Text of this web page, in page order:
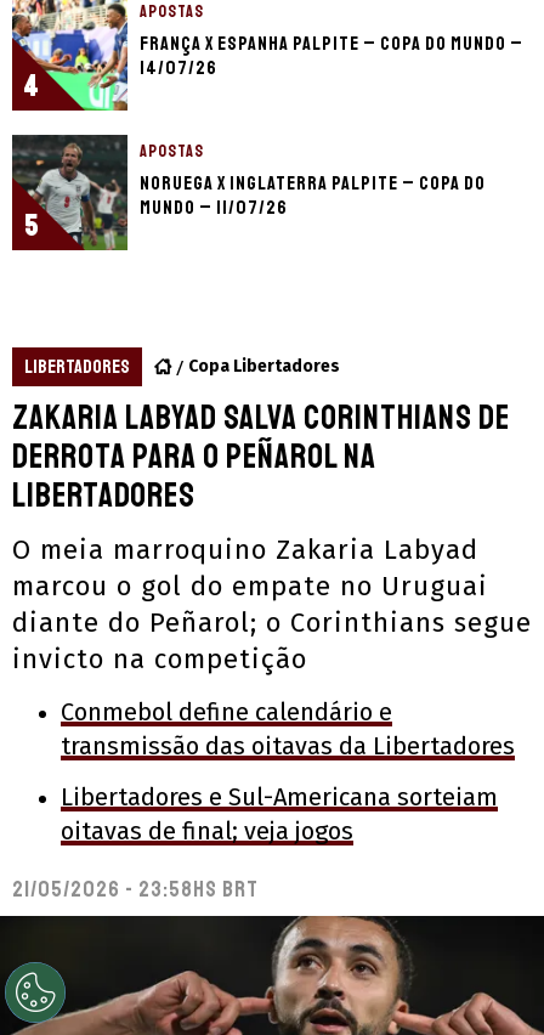
4
APOSTAS
França x Espanha palpite – Copa do Mundo –
14/07/26
5
APOSTAS
Noruega x Inglaterra palpite – Copa do
Mundo – 11/07/26
LIBERTADORES Copa Libertadores
Zakaria Labyad salva Corinthians de
derrota para o Peñarol na
Libertadores
O meia marroquino Zakaria Labyad
marcou o gol do empate no Uruguai
diante do Peñarol; o Corinthians segue
invicto na competição
Conmebol define calendário e
transmissão das oitavas da Libertadores
Libertadores e Sul-Americana sorteiam
oitavas de final; veja jogos
21/05/2026 - 23:58hs BRT